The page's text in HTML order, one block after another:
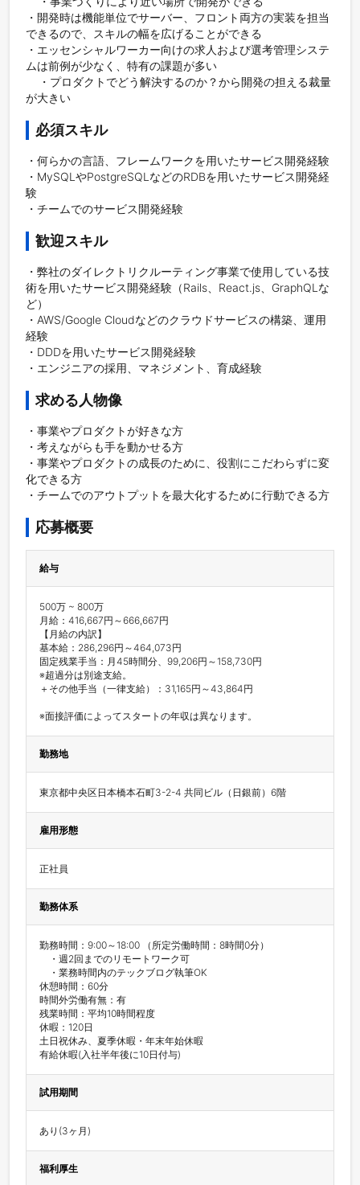
・開発時は機能単位でサーバー、フロント両方の実装を担当
できるので、スキルの幅を広げることができる
・エッセンシャルワーカー向けの求人および選考管理システ
ムは前例が少なく、特有の課題が多い
が大きい
必須スキル
・何らかの言語、フレームワークを用いたサービス開発経験
・MySQLやPostgreSQLなどのRDBを用いたサービス開発経
験
・チームでのサービス開発経験
歓迎スキル
・弊社のダイレクトリクルーティング事業で使用している技
術を用いたサービス開発経験（Rails、React.js、GraphQLな
ど）
・AWS/Google Cloudなどのクラウドサービスの構築、運用
経験
・DDDを用いたサービス開発経験
・エンジニアの採用、マネジメント、育成経験
求める人物像
・事業やプロダクトが好きな方
・考えながらも手を動かせる方
・事業やプロダクトの成長のために、役割にこだわらずに変
化できる方
・チームでのアウトプットを最大化するために行動できる方
応募概要
給与
500万 ~ 800万
月給：416,667円～666,667円
【月給の内訳】
基本給：286,296円～464,073円
固定残業手当：月45時間分、99,206円～158,730円
※超過分は別途支給。
＋その他手当（一律支給）：31,165円～43,864円
※面接評価によってスタートの年収は異なります。
勤務地
東京都中央区日本橋本石町3-2-4 共同ビル（日銀前）6階
雇用形態
正社員
勤務体系
勤務時間：9:00～18:00 （所定労働時間：8時間0分）
休憩時間：60分
時間外労働有無：有
残業時間：平均10時間程度
休暇：120日
土日祝休み、夏季休暇・年末年始休暇
有給休暇(入社半年後に10日付与)
試用期間
あり(3ヶ月)
福利厚生